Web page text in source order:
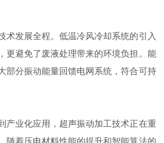
发展全程。低温冷风冷却系统的引入
更避免了废液处理带来的环境负担。能
部分振动能量回馈电网系统，符合可持
业化应用，超声振动加工技术正在重
随着压电材料性能的提升和智能算法的